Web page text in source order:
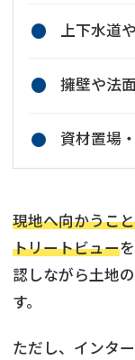
上下水道
擁壁や法
資材置場
現地へ向かうこ
トリートビュー
認しながら土地
す。
ただし、インタ